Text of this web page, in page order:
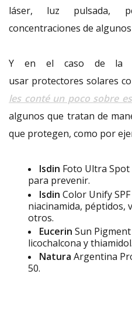
láser, luz pulsada,
concentraciones de
Y en el caso de la
usar protectores solares
les conté un poco sobre
algunos que tratan de
que protegen, como por
Isdin Foto Ultra Spot
para prevenir.
Isdin Color Unify
niacinamida, péptidos,
otros.
Eucerin Sun
licochalcona y thiamidol.
Natura Argentina
50.